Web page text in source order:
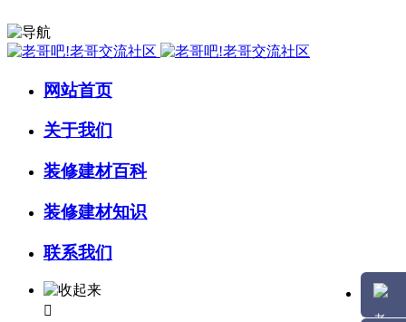
网站首页
关于我们
装修建材百科
装修建材知识
联系我们
